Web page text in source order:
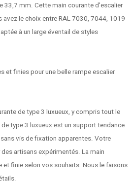
33,7 mm. Cette main courante d'escalier
le choix entre RAL 7030, 7044, 1019
à un large éventail de styles
et finies pour une belle rampe escalier
de type 3 luxueux, y compris tout le
type 3 luxueux est un support tendance
vis de fixation apparentes. Votre
artisans expérimentés. La main
et finie selon vos souhaits. Nous le faisons